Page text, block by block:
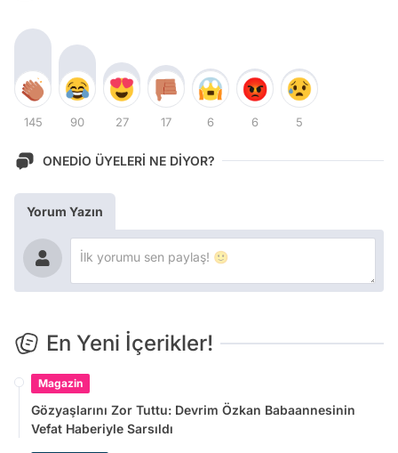
145 90 27 17 6 6 5
ONEDİO ÜYELERİ NE DİYOR?
Yorum Yazın
En Yeni İçerikler!
Magazin
Gözyaşlarını Zor Tuttu: Devrim Özkan Babaannesinin
Vefat Haberiyle Sarsıldı